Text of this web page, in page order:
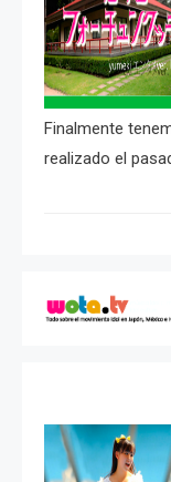
Finalmente
realizado el